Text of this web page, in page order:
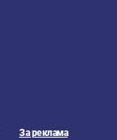
За реклама